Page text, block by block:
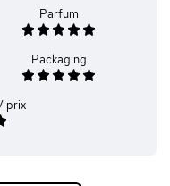
Parfum
Packaging
prix